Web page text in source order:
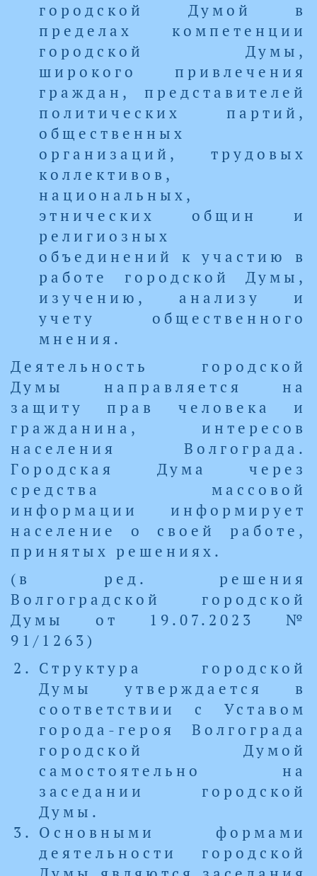
городской Думой в
пределах компетенции
городской Думы,
широкого привлечения
граждан, представителей
политических партий,
общественных
организаций, трудовых
коллективов,
национальных,
этнических общин и
религиозных
объединений к участию в
работе городской Думы,
изучению, анализу и
учету общественного
мнения.
Деятельность городской
Думы направляется на
защиту прав человека и
гражданина, интересов
населения Волгограда.
Городская Дума через
средства массовой
информации информирует
население о своей работе,
принятых решениях.
(в ред. решения
Волгоградской городской
Думы от 19.07.2023 №
91/1263)
Структура городской
Думы утверждается в
соответствии с Уставом
города-героя Волгограда
городской Думой
самостоятельно на
заседании городской
Думы.
Основными формами
деятельности городской